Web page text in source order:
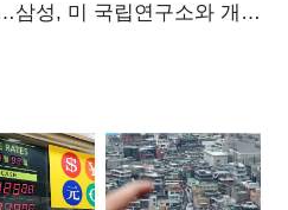
삼성, 미 국립연구소와 개발